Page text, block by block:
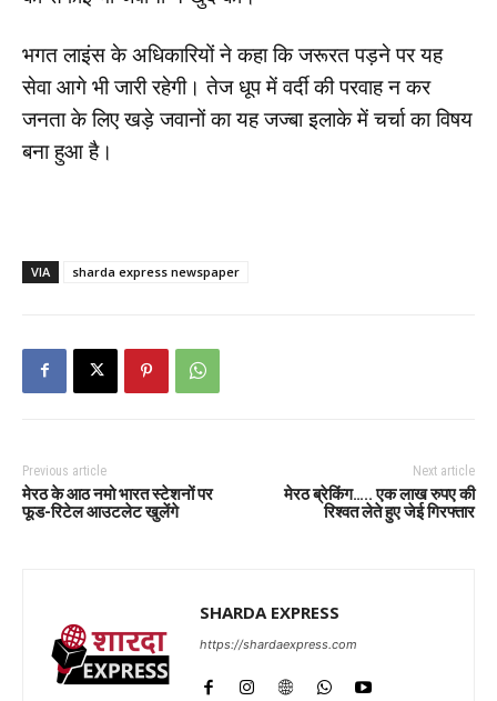
भगत लाइंस के अधिकारियों ने कहा कि जरूरत पड़ने पर यह
सेवा आगे भी जारी रहेगी। तेज धूप में वर्दी की परवाह न कर
जनता के लिए खड़े जवानों का यह जज्बा इलाके में चर्चा का विषय
बना हुआ है।
VIA sharda express newspaper
Previous article
मेरठ के आठ नमो भारत स्टेशनों पर
फूड-रिटेल आउटलेट खुलेंगे
Next article
मेरठ ब्रेकिंग….. एक लाख रुपए की
रिश्वत लेते हुए जेई गिरफ्तार
SHARDA EXPRESS
https://shardaexpress.com